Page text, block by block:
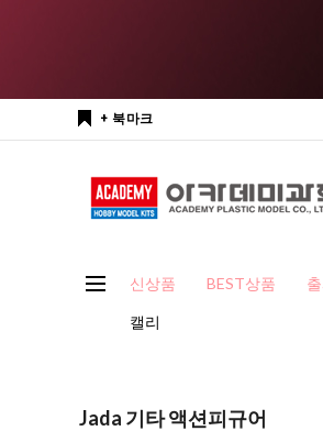
+ 북마크
신상품 BEST상품
캘리
Jada 기타 액션피규어